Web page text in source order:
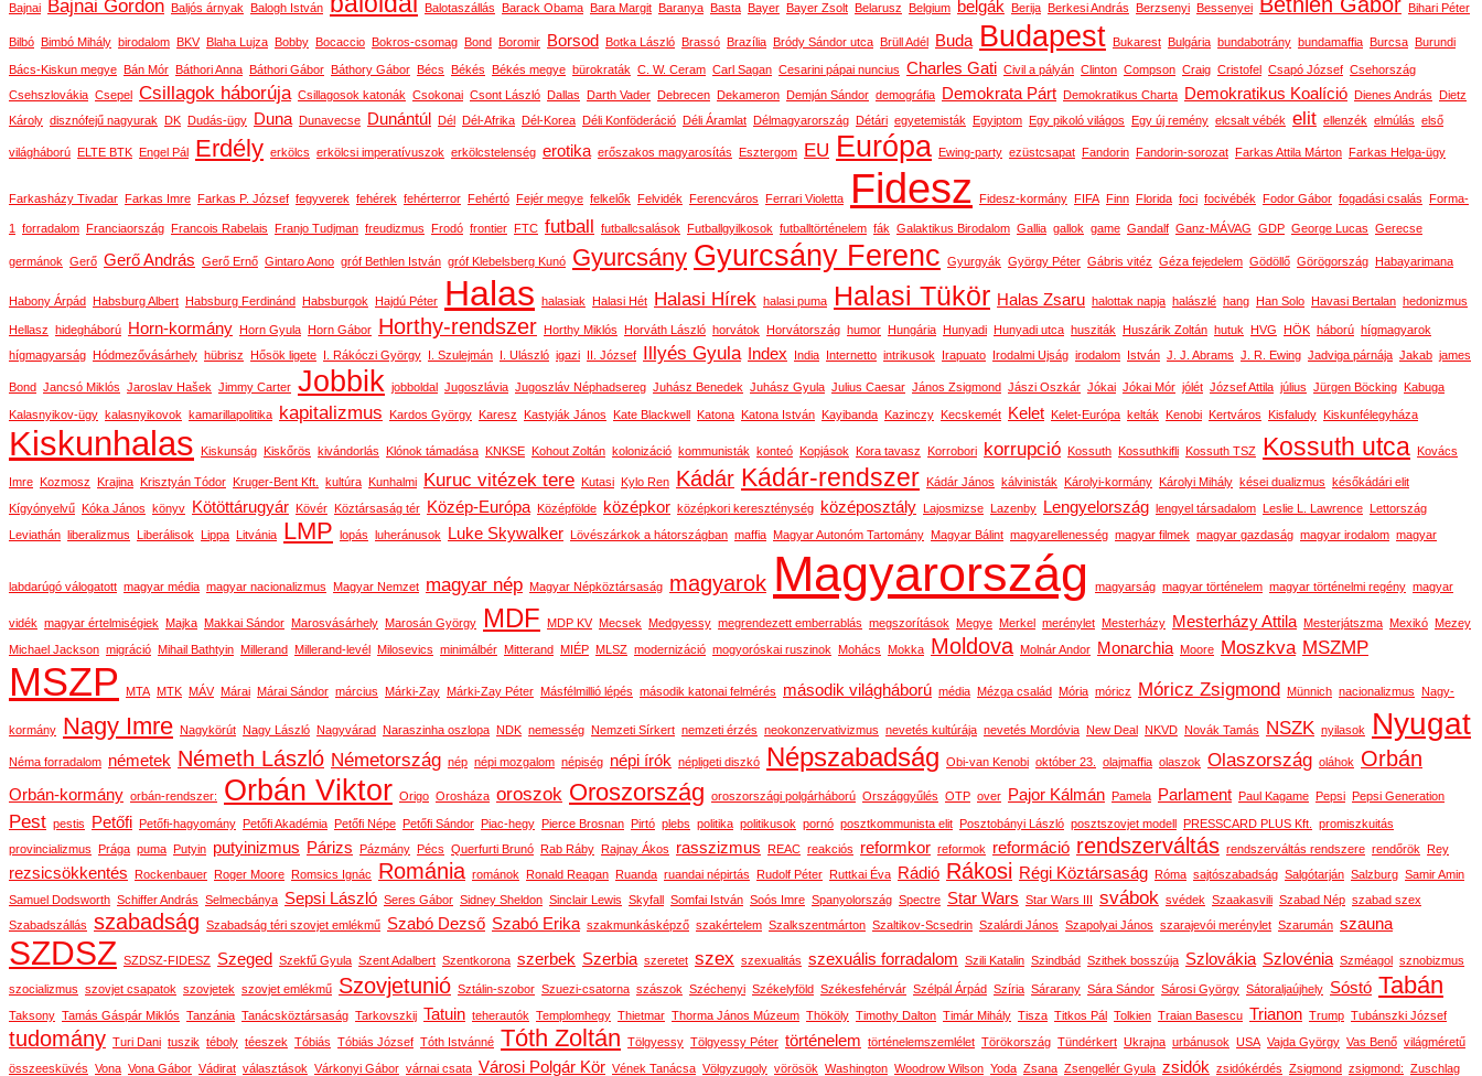
Bajnai Bajnai Gordon Baljós árnyak Balogh István Balotaszállás Barack Obama Bara Margit Baranya Basta Bayer Bayer Zsolt Belarusz Belgium belgák Berija Berkesi András Berzsenyi Bessenyei Bihari Péter
Bilbó Bimbó Mihály birodalom BKV Blaha Lujza Bobby Bocaccio Bokros-csomag Bond Boromir Borsod Botka László Brassó Brazília Bródy Sándor utca Brüll Adél Buda Budapest Bukarest Bulgária bundabotrány bundamaffia Burcsa Burundi
Bács-Kiskun megye Bán Mór Báthori Anna Báthori Gábor Báthory Gábor Bécs Békés Békés megye bürokraták C. W. Ceram Carl Sagan Cesarini pápai nuncius Charles Gati Civil a pályán Clinton Compson Craig Cristofel Csapó József Csehország
Csehszlovákia Csepel Csillagok háborúja Csillagosok katonák Csokonai Csont László Dallas Darth Vader Debrecen Dekameron Demján Sándor demográfia Demokrata Párt Demokratikus Charta Demokratikus Koalíció Dienes András Dietz
Károly disznófejű nagyurak DK Dudás-ügy Duna Dunavecse Dunántúl Dél Dél-Afrika Dél-Korea Déli Konföderáció Déli Áramlat Délmagyarország Détári egyetemisták Egyiptom Egy pikoló világos Egy új remény elcsalt vébék elit ellenzék elmúlás első
világháború ELTE BTK Engel Pál Erdély erkölcs erkölcsi imperatívuszok erkölcstelenség erotika erőszakos magyarosítás Esztergom EU Európa Ewing-party ezüstcsapat Fandorin Fandorin-sorozat Farkas Attila Márton Farkas Helga-ügy
Farkasházy Tivadar Farkas Imre Farkas P. József fegyverek fehérek fehérterror Fehértó Fejér megye felkelők Felvidék Ferencváros Ferrari Violetta Fidesz Fidesz-kormány FIFA Finn Florida foci focivébék Fodor Gábor fogadási csalás Forma-
1 forradalom Franciaország Francois Rabelais Franjo Tudjman freudizmus Frodó frontier FTC futball futballcsalások Futballgyilkosok futballtörténelem fák Galaktikus Birodalom Gallia gallok game Gandalf Ganz-MÁVAG GDP George Lucas Gerecse
germánok Gerő Gerő András Gerő Ernő Gintaro Aono gróf Bethlen István gróf Klebelsberg Kunó Gyurcsány Gyurcsány Ferenc Gyurgyák György Péter Gábris vitéz Géza fejedelem Gödöllő Görögország Habayarimana
Habony Árpád Habsburg Albert Habsburg Ferdinánd Habsburgok Hajdú Péter Halas halasiak Halasi Hét Halasi Hírek halasi puma Halasi Tükör Halas Zsaru halottak napja halászlé hang Han Solo Havasi Bertalan hedonizmus
Hellasz hidegháború Horn-kormány Horn Gyula Horn Gábor Horthy-rendszer Horthy Miklós Horváth László horvátok Horvátország humor Hungária Hunyadi Hunyadi utca husziták Huszárik Zoltán hutuk HVG HÖK háború hígmagyarok
hígmagyarság Hódmezővásárhely hübrisz Hősök ligete I. Rákóczi György I. Szulejmán I. Ulászló igazi II. József Illyés Gyula Index India Internetto intrikusok Irapuato Irodalmi Ujság irodalom István J. J. Abrams J. R. Ewing Jadviga párnája Jakab james
Bond Jancsó Miklós Jaroslav Hašek Jimmy Carter Jobbik jobboldal Jugoszlávia Jugoszláv Néphadsereg Juhász Benedek Juhász Gyula Julius Caesar János Zsigmond Jászi Oszkár Jókai Jókai Mór jólét József Attila július Jürgen Böcking Kabuga
Kalasnyikov-ügy kalasnyikovok kamarillapolitika kapitalizmus Kardos György Karesz Kastyják János Kate Blackwell Katona Katona István Kayibanda Kazinczy Kecskemét Kelet Kelet-Európa kelták Kenobi Kertváros Kisfaludy Kiskunfélegyháza
Kiskunhalas Kiskunság Kiskőrös kivándorlás Klónok támadása KNKSE Kohout Zoltán kolonizáció kommunisták konteó Kopjások Kora tavasz Korrobori korrupció Kossuth Kossuthkifli Kossuth TSZ Kossuth utca Kovács
Imre Kozmosz Krajina Krisztyán Tódor Kruger-Bent Kft. kultúra Kunhalmi Kuruc vitézek tere Kutasi Kylo Ren Kádár Kádár-rendszer Kádár János kálvinisták Károlyi-kormány Károlyi Mihály kései dualizmus későkádári elit
Kígyónyelvű Kóka János könyv Kötöttárugyár Kövér Köztársaság tér Közép-Európa Középfölde középkor középkori kereszténység középosztály Lajosmizse Lazenby Lengyelország lengyel társadalom Leslie L. Lawrence Lettország
Leviathán liberalizmus Liberálisok Lippa Litvánia LMP lopás luheránusok Luke Skywalker Lövészárkok a hátországban maffia Magyar Autonóm Tartomány Magyar Bálint magyarellenesség magyar filmek magyar gazdaság magyar irodalom magyar
labdarúgó válogatott magyar média magyar nacionalizmus Magyar Nemzet magyar nép Magyar Népköztársaság magyarok Magyarország magyarság magyar történelem magyar történelmi regény magyar
vidék magyar értelmiségiek Majka Makkai Sándor Marosvásárhely Marosán György MDF MDP KV Mecsek Medgyessy megrendezett emberrablás megszorítások Megye Merkel merénylet Mesterházy Mesterházy Attila Mesterjátszma Mexikó Mezey
Michael Jackson migráció Mihail Bathtyin Millerand Millerand-levél Milosevics minimálbér Mitterand MIÉP MLSZ modernizáció mogyoróskai ruszinok Mohács Mokka Moldova Molnár Andor Monarchia Moore Moszkva MSZMP
MSZP MTA MTK MÁV Márai Márai Sándor március Márki-Zay Márki-Zay Péter Másfélmillió lépés második katonai felmérés második világháború média Mézga család Mória móricz Móricz Zsigmond Münnich nacionalizmus Nagy-
kormány Nagy Imre Nagykörút Nagy László Nagyvárad Naraszinha oszlopa NDK nemesség Nemzeti Sírkert nemzeti érzés neokonzervativizmus nevetés kultúrája nevetés Mordóvia New Deal NKVD Novák Tamás NSZK nyilasok Nyugat
Néma forradalom németek Németh László Németország nép népi mozgalom népiség népi írók népligeti diszkó Népszabadság Obi-van Kenobi október 23. olajmaffia olaszok Olaszország oláhok Orbán
Orbán-kormány orbán-rendszer: Orbán Viktor Origo Orosháza oroszok Oroszország oroszországi polgárháború Országgyűlés OTP over Pajor Kálmán Pamela Parlament Paul Kagame Pepsi Pepsi Generation
Pest pestis Petőfi Petőfi-hagyomány Petőfi Akadémia Petőfi Népe Petőfi Sándor Piac-hegy Pierce Brosnan Pirtó plebs politika politikusok pornó posztkommunista elit Posztobányi László posztszovjet modell PRESSCARD PLUS Kft.
promiszkuitás
provincializmus Prága puma Putyin putyinizmus Párizs Pázmány Pécs Querfurti Brunó Rab Ráby Rajnay Ákos rasszizmus REAC reakciós reformkor reformok reformáció rendszerváltás rendszerváltás rendszere rendőrök Rey
rezsicsökkentés Rockenbauer Roger Moore Romsics Ignác Románia románok Ronald Reagan Ruanda ruandai népirtás Rudolf Péter Ruttkai Éva Rádió Rákosi Régi Köztársaság Róma sajtószabadság Salgótarján Salzburg Samir Amin
Samuel Dodsworth Schiffer András Selmecbánya Sepsi László Seres Gábor Sidney Sheldon Sinclair Lewis Skyfall Somfai István Soós Imre Spanyolország Spectre Star Wars Star Wars III svábok svédek Szaakasvili Szabad Nép szabad szex
Szabadszállás szabadság Szabadság téri szovjet emlékmű Szabó Dezső Szabó Erika szakmunkásképző szakértelem Szalkszentmárton Szaltikov-Scsedrin Szalárdi János Szapolyai János szarajevói merénylet Szarumán szauna
SZDSZ SZDSZ-FIDESZ Szeged Szekfű Gyula Szent Adalbert Szentkorona szerbek Szerbia szeretet szex szexualitás szexuális forradalom Szili Katalin Szindbád Szithek bosszúja Szlovákia Szlovénia Szméagol sznobizmus
szocializmus szovjet csapatok szovjetek szovjet emlékmű Szovjetunió Sztálin-szobor Szuezi-csatorna szászok Széchenyi Székelyföld Székesfehérvár Szélpál Árpád Szíria Sárarany Sára Sándor Sárosi György Sátoraljaújhely Sóstó Tabán
Taksony Tamás Gáspár Miklós Tanzánia Tanácsköztársaság Tarkovszkij Tatuin teherautók Templomhegy Thietmar Thorma János Múzeum Thököly Timothy Dalton Timár Mihály Tisza Titkos Pál Tolkien Traian Basescu Trianon Trump Tubánszki József
tudomány Turi Dani tuszik téboly téeszek Tóbiás Tóbiás József Tóth Istvánné Tóth Zoltán Tölgyessy Tölgyessy Péter történelem történelemszemlélet Törökország Tündérkert Ukrajna urbánusok USA Vajda György Vas Benő világméretű
összeesküvés Vona Vona Gábor Vádirat választások Várkonyi Gábor várnai csata Városi Polgár Kör Vének Tanácsa Völgyzugoly vörösök Washington Woodrow Wilson Yoda Zsana Zsengellér Gyula zsidók zsidókérdés Zsigmond zsigmond: Zuschlag